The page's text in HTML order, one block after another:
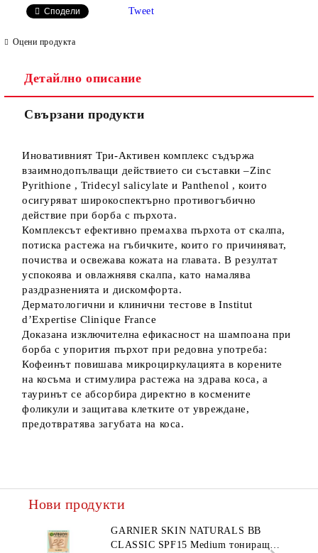
Ние ще се свържем с вас в рамките на работния ден.
Сподели Tweet
Оцени продукта
Детайлно описание
Свързани продукти
Иновативният Три-Активен комплекс съдържа
взаимнодопълващи действието си съставки –Zinc
Pyrithione , Tridecyl salicylate и Panthenol , които
осигуряват широкоспектърно противогъбично
действие при борба с пърхота.
Комплексът ефективно премахва пърхота от скалпа,
потиска растежа на гъбичките, които го причиняват,
почиства и освежава кожата на главата. В резултат
успокоява и овлажнявя скалпа, като намалява
раздразненията и дискомфорта.
Дерматологични и клинични тестове в Institut
d’Expertise Clinique France
Доказана изключителна ефикасност на шампоана при
борба с упорития пърхот при редовна употреба:
Кофеинът повишава микроциркулацията в корените
на косъма и стимулира растежа на здрава коса, а
тауринът се абсорбира директно в космените
фоликули и защитава клетките от увреждане,
предотвратява загубата на коса.
Нови продукти
GARNIER SKIN NATURALS BB
CLASSIC SPF15 Medium тониращ